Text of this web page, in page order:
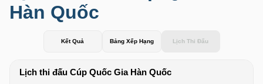
Hàn Quốc
Kết Quả Bảng Xếp Hạng Lịch Thi Đấu
Lịch thi đấu Cúp Quốc Gia Hàn Quốc